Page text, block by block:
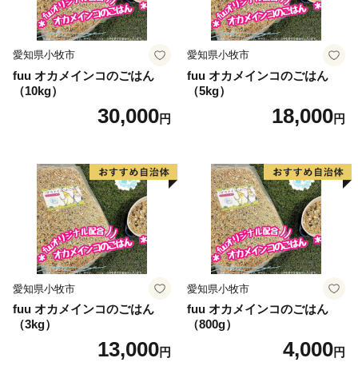
愛知県小牧市
fuu オカメインコのごはん
（10kg）
30,000円
愛知県小牧市
fuu オカメインコのごはん
（5kg）
18,000円
愛知県小牧市
fuu オカメインコのごはん
（3kg）
13,000円
愛知県小牧市
fuu オカメインコのごはん
（800g）
4,000円